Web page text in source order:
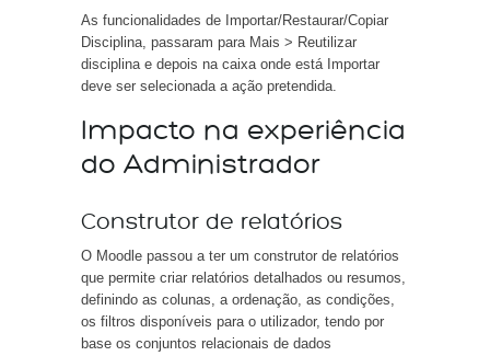
As funcionalidades de Importar/Restaurar/Copiar
Disciplina, passaram para Mais > Reutilizar
disciplina e depois na caixa onde está Importar
deve ser selecionada a ação pretendida.
Impacto na experiência
do Administrador
Construtor de relatórios
O Moodle passou a ter um construtor de relatórios
que permite criar relatórios detalhados ou resumos,
definindo as colunas, a ordenação, as condições,
os filtros disponíveis para o utilizador, tendo por
base os conjuntos relacionais de dados